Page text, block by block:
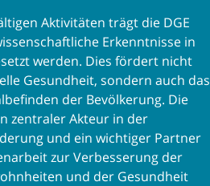
Aktivitäten trägt die DGE
Erkenntnisse in
werden. Dies fördert nicht
Gesundheit, sondern auch das
der Bevölkerung. Die
zentraler Akteur in der
und ein wichtiger Partner
zur Verbesserung der
und der Gesundheit